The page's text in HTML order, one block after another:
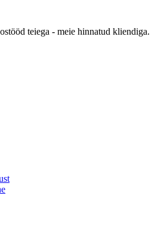
teiega - meie hinnatud kliendiga.